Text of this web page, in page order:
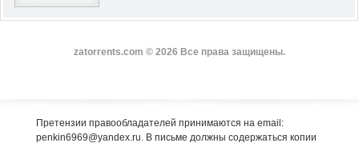
zatorrents.com © 2026 Все права защищены.
Претензии правообладателей принимаются на email:
penkin6969@yandex.ru. В письме должны содержаться копии